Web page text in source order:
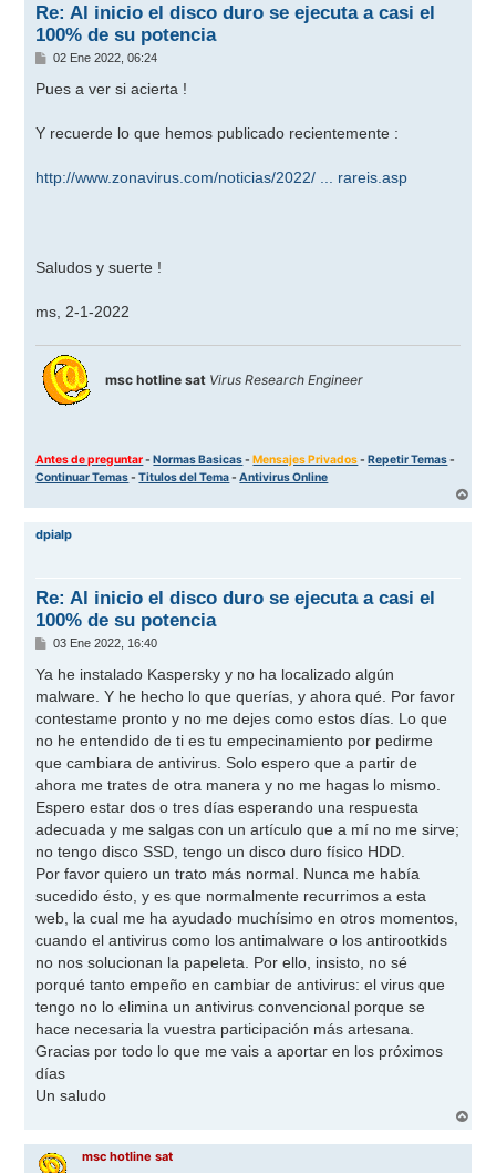
Re: Al inicio el disco duro se ejecuta a casi el
100% de su potencia
M
n
e
02 Ene 2022, 06:24
Pues a ver si acierta !
Y recuerde lo que hemos publicado recientemente :
http://www.zonavirus.com/noticias/2022/ ... rareis.asp
Saludos y suerte !
ms, 2-1-2022
msc hotline sat Virus Research Engineer
Antes de preguntar-Normas Basicas-Mensajes Privados-Repetir Temas-
Continuar Temas-Titulos del Tema-Antivirus Online
r
dpialp
Re: Al inicio el disco duro se ejecuta a casi el
100% de su potencia
M
n
a
j
e
03 Ene 2022, 16:40
Ya he instalado Kaspersky y no ha localizado algún
malware. Y he hecho lo que querías, y ahora qué. Por favor
contestame pronto y no me dejes como estos días. Lo que
no he entendido de ti es tu empecinamiento por pedirme
que cambiara de antivirus. Solo espero que a partir de
ahora me trates de otra manera y no me hagas lo mismo.
Espero estar dos o tres días esperando una respuesta
adecuada y me salgas con un artículo que a mí no me sirve;
no tengo disco SSD, tengo un disco duro físico HDD.
Por favor quiero un trato más normal. Nunca me había
sucedido ésto, y es que normalmente recurrimos a esta
web, la cual me ha ayudado muchísimo en otros momentos,
cuando el antivirus como los antimalware o los antirootkids
no nos solucionan la papeleta. Por ello, insisto, no sé
porqué tanto empeño en cambiar de antivirus: el virus que
tengo no lo elimina un antivirus convencional porque se
hace necesaria la vuestra participación más artesana.
Gracias por todo lo que me vais a aportar en los próximos
días
Un saludo
r
msc hotline sat